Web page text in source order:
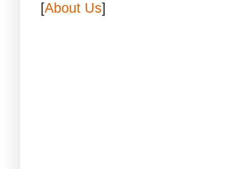
[About Us]